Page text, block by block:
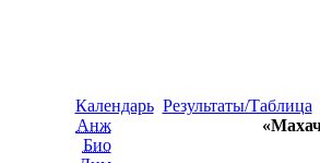
Календарь Результаты/Таблица
Анж
Био